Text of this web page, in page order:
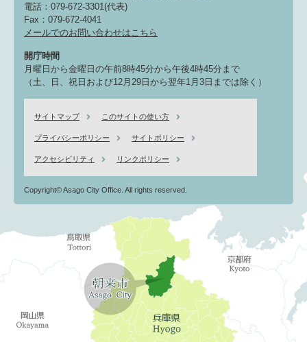
電話：079-672-3301(代表)
Fax：079-672-4041
メールでのお問い合わせはこちら
開庁時間
月曜日から金曜日の午前8時45分から午後4時45分まで
（土、日、祝日および12月29日から翌年1月3日までは除く）
サイトマップ このサイトの使い方
プライバシーポリシー サイトポリシー
アクセシビリティ リンクポリシー
Copyright© Asago City Office. All rights reserved.